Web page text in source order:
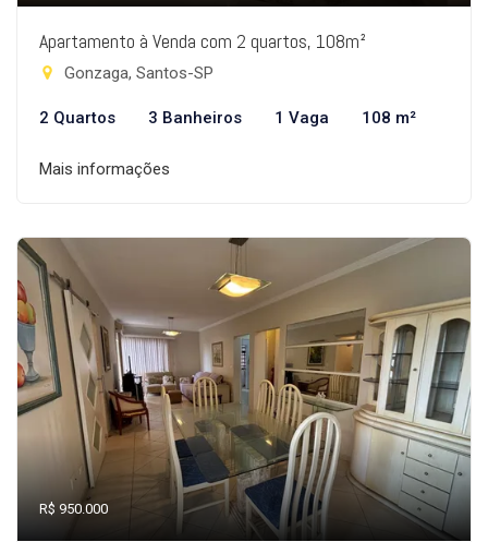
Apartamento à Venda com 2 quartos, 108m²
Gonzaga, Santos-SP
2 Quartos 3 Banheiros 1 Vaga 108 m²
Mais informações
R$ 950.000